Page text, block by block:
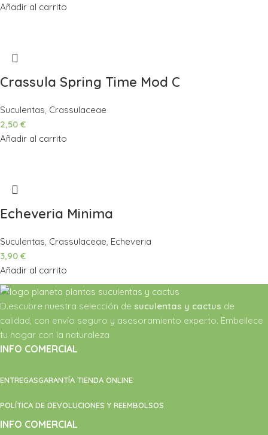
Añadir al carrito
Crassula Spring Time Mod C
Suculentas Crassulaceae
2,50 €
Añadir al carrito
Echeveria Minima
Suculentas Crassulaceae Echeveria
3,90 €
Añadir al carrito
D.escubre nuestra selección de suculentas y cactus de
calidad, con envío seguro y asesoramiento experto. Embellece
tu hogar con la naturaleza
INFO COMERCIAL
ENTREGASGARANTÍA TIENDA ONLINE
POLÍTICA DE DEVOLUCIONES Y REEMBOLSOS
INFO COMERCIAL